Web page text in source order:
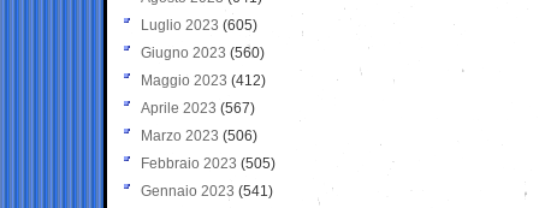
Luglio 2023 (605)
Giugno 2023 (560)
Maggio 2023 (412)
Aprile 2023 (567)
Marzo 2023 (506)
Febbraio 2023 (505)
Gennaio 2023 (541)